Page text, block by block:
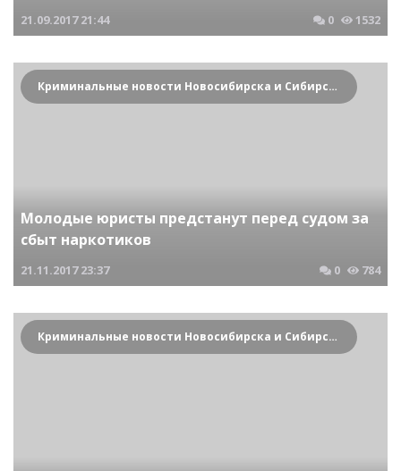
21.09.2017 21:44 0 1532
Криминальные новости Новосибирска и Сибирского региона
Молодые юристы предстанут перед судом за
сбыт наркотиков
21.11.2017 23:37 0 784
Криминальные новости Новосибирска и Сибирского региона